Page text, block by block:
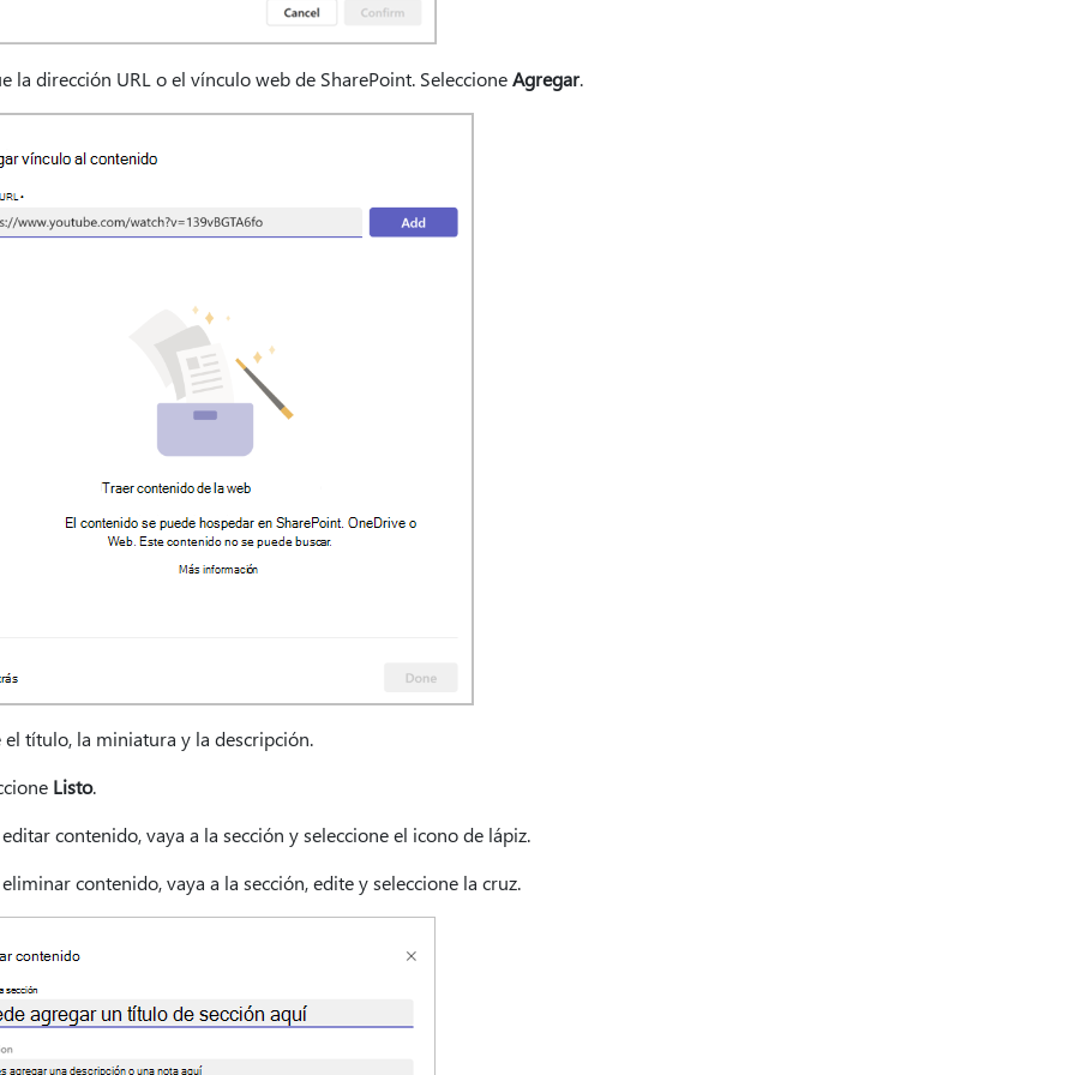
la dirección URL o el vínculo web de SharePoint. SeleccioneAgregar.
el título, la miniatura y la descripción.
Listo.
contenido, vaya a la sección y seleccione el icono de lápiz.
eliminar contenido, vaya a la sección, edite y seleccione la cruz.